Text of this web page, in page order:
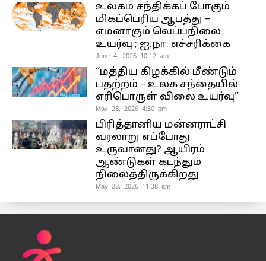
உலகம் சந்திக்கப் போகும்
மிகப்பெரிய ஆபத்து –
எமனாகும் வெப்பநிலை
உயர்வு ; ஐ.நா. எச்சரிக்கை
June 4, 2026 10:12 am
“மத்திய கிழக்கில் மீண்டும்
பதற்றம் – உலக சந்தையில்
எரிபொருள் விலை உயர்வு”
May 28, 2026 4:30 pm
பிரித்தானிய மன்னராட்சி
வரலாறு எப்போது
உருவானது? ஆயிரம்
ஆண்டுகள் கடந்தும்
நிலைத்திருக்கிறது
May 28, 2026 11:38 am